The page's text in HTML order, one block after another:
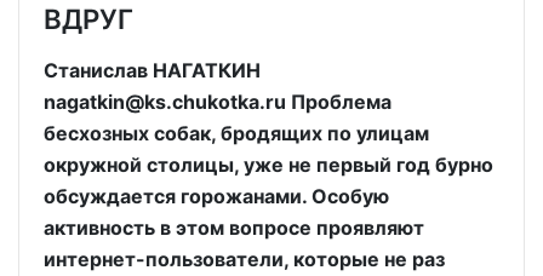
ВДРУГ
Станислав НАГАТКИН
nagatkin@ks.chukotka.ru Проблема
бесхозных собак, бродящих по улицам
окружной столицы, уже не первый год бурно
обсуждается горожанами. Особую
активность в этом вопросе проявляют
интернет-пользователи, которые не раз